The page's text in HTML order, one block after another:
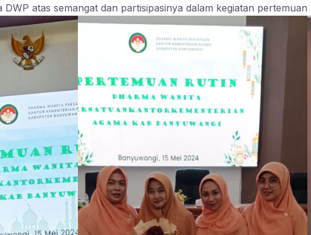
atas semangat dan partisipasinya dalam kegiatan